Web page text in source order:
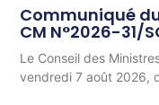
Communiqué
CM N°2026-31/
Le Conseil des
vendredi 7 août 2026,